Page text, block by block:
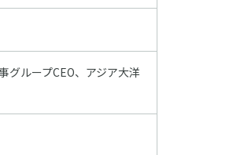
グループCEO、アジア大洋